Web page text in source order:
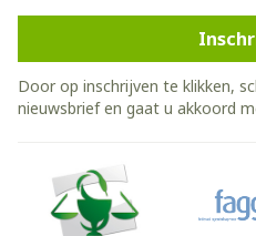
Door op inschrijven te klikken,
nieuwsbrief en gaat u akkoord